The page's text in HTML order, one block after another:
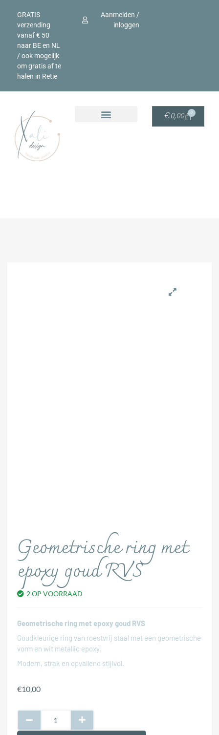
GRATIS
verzending
vanaf € 50
naar BE en NL
/ ook mogelijk
om gratis af te
halen in Retie
Aanmelden /
inloggen
€0,00 0
Geometrische ring met
epoxy goud RVS
2 OP VOORRAAD
Geometrische ring met epoxy goud RVS
Goudkleurige ring van roestvrij staal met een geometrische
vorm en wit metallic epoxy.
Modern, strak en opvallend stijlvol.
€10,00